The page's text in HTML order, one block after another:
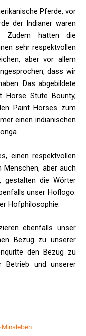
Pferde, vor
der Indianer waren
Zudem hatten die
sehr respektvollen
aber vor allem
dass wir
Das abgebildete
Horse Stute Bounty,
Paint Horses zum
einen indianischen
einen respektvollen
Menschen, aber auch
gestalten die Wörter
unser Hoflogo.
Hofphilosophie.
ebenfalls unser
Bezug zu unserer
den Bezug zu
Betrieb und unserer